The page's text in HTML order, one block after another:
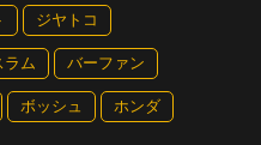
ジヤトコ
ラム バーファン
ボッシュ ホンダ